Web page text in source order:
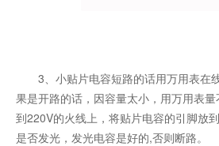
3、小贴片电容短路的话用万用表在
果是开路的话，因容量太小，用万用表
到220V的火线上，将贴片电容的引脚放
是否发光，发光电容是好的,否则断路。